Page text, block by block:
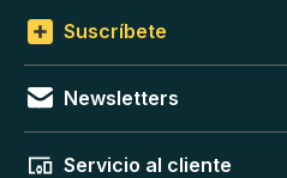
Suscríbete
Newsletters
Servicio al cliente